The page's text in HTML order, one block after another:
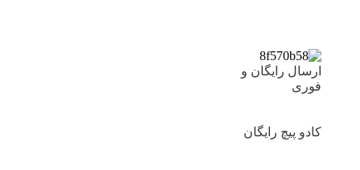
ارسال رایگان و
فوری
کادو پیچ رایگان